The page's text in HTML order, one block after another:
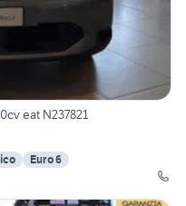
eat N237821
Euro 6